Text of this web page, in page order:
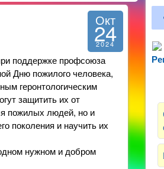
Окт
24
2024
поддержке профсоюза
Дню пожилого человека,
геронтологическим
защитить их от
пожилых людей, но и
поколения и научить их
нужном и добром